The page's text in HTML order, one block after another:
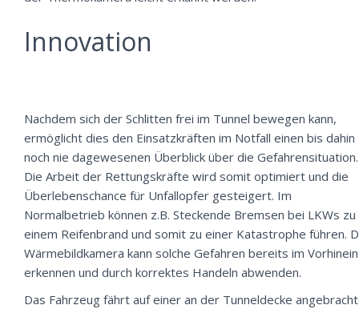
Innovation
Nachdem sich der Schlitten frei im Tunnel bewegen kann,
ermöglicht dies den Einsatzkräften im Notfall einen bis dahin
noch nie dagewesenen Überblick über die Gefahrensituation.
Die Arbeit der Rettungskräfte wird somit optimiert und die
Überlebenschance für Unfallopfer gesteigert. Im
Normalbetrieb können z.B. Steckende Bremsen bei LKWs zu
einem Reifenbrand und somit zu einer Katastrophe führen.
Wärmebildkamera kann solche Gefahren bereits im Vorhinein
erkennen und durch korrektes Handeln abwenden.
Das Fahrzeug fährt auf einer an der Tunneldecke